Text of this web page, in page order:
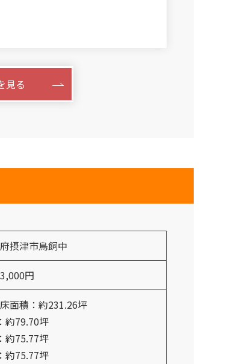
見る
摂津市鳥飼中
円
面積：約231.26坪
約79.70坪
約75.77坪
約75.77坪